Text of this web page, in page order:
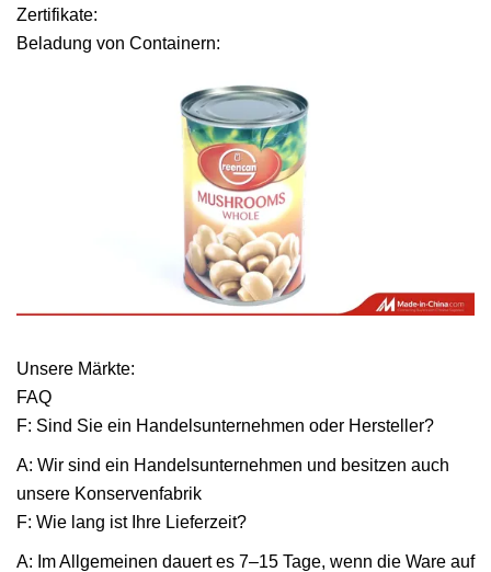
Zertifikate:
Beladung von Containern:
Unsere Märkte:
FAQ
F: Sind Sie ein Handelsunternehmen oder Hersteller?
A: Wir sind ein Handelsunternehmen und besitzen auch
unsere Konservenfabrik
F: Wie lang ist Ihre Lieferzeit?
A: Im Allgemeinen dauert es 7–15 Tage, wenn die Ware auf